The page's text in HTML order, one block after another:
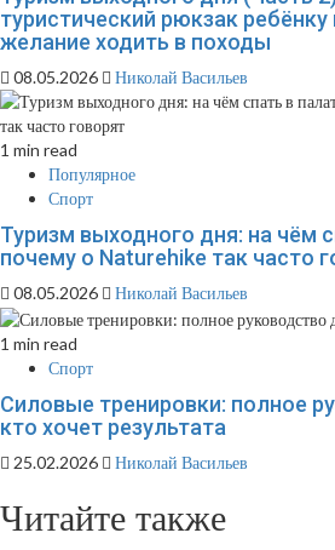
туристический рюкзак ребёнку
желание ходить в походы
08.05.2026 Николай Васильев
1 min read
Популярное
Спорт
Туризм выходного дня: на чём
почему о Naturehike так часто
08.05.2026 Николай Васильев
1 min read
Спорт
Силовые тренировки: полное
кто хочет результата
25.02.2026 Николай Васильев
Читайте также